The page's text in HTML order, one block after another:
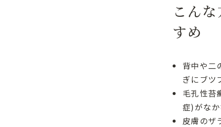
こん
すめ
背中や二
ぎにブツ
毛孔性苔
症)がな
皮膚のザ